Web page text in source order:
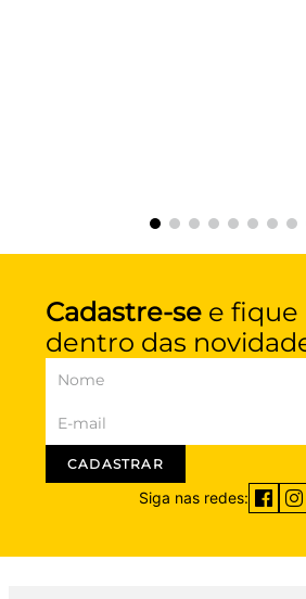
Cadastre-se e fique
dentro das
CADASTRAR
Siga nas redes: